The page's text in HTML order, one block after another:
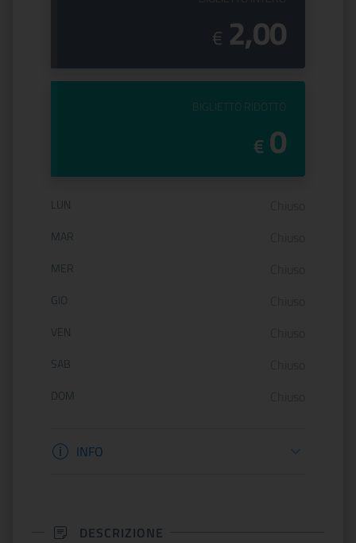
€ 2,00
PREZZO DEL
BIGLIETTO RIDOTTO
€ 0
Orario di apertura:
LUN
MAR
MER
GIO
VEN
SAB
DOM
Informazioni biglietteria
INFO
DESCRIZIONE